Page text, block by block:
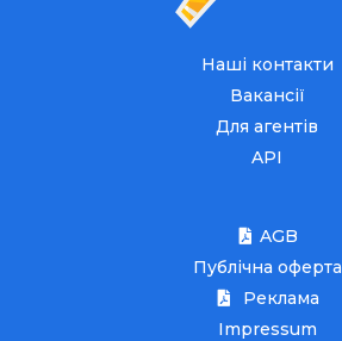
Наші контакти
Вакансії
Для агентів
API
AGB
Публічна оферта
Реклама
Impressum